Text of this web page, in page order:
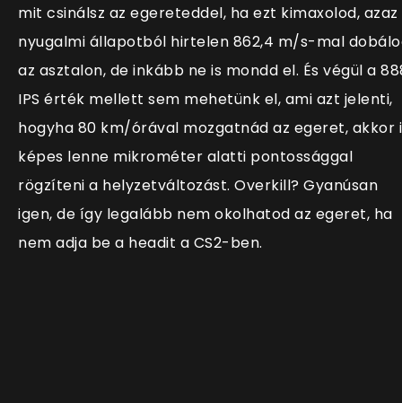
mit csinálsz az egereteddel, ha ezt kimaxolod, azaz
nyugalmi állapotból hirtelen 862,4 m/s-mal
az asztalon, de inkább ne is mondd el. És végül a
IPS érték mellett sem mehetünk el, ami azt jelenti,
hogyha 80 km/órával mozgatnád az egeret, akkor
képes lenne mikrométer alatti pontossággal
rögzíteni a helyzetváltozást. Overkill? Gyanúsan
igen, de így legalább nem okolhatod az egeret, ha
nem adja be a headit a CS2-ben.